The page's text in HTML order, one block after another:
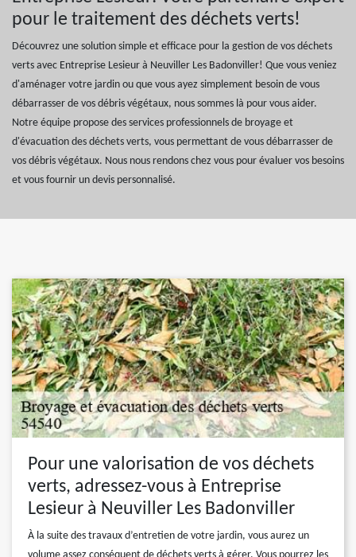
pour le traitement des déchets verts!
Découvrez une solution simple et efficace pour la gestion de vos déchets
verts avec Entreprise Lesieur à Neuviller Les Badonviller! Que vous veniez
d'aménager votre jardin ou que vous ayez simplement besoin de vous
débarrasser de vos débris végétaux, nous sommes là pour vous aider.
Notre équipe propose des services professionnels de broyage et
d'évacuation des déchets verts, vous permettant de vous débarrasser de
vos débris végétaux. Nous nous rendons chez vous pour évaluer vos besoins
et vous fournir un devis personnalisé.
Pour une valorisation de vos déchets
verts, adressez-vous à Entreprise
Lesieur à Neuviller Les Badonviller
À la suite des travaux d’entretien de votre jardin, vous aurez un